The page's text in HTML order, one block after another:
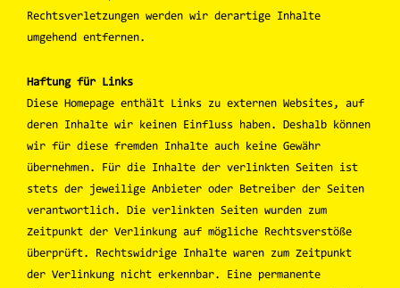
Rechtsverletzungen werden wir derartige Inhalte
umgehend entfernen.
Haftung für Links
Diese Homepage enthält Links zu externen Websites, auf
deren Inhalte wir keinen Einfluss haben. Deshalb können
wir für diese fremden Inhalte auch keine Gewähr
übernehmen. Für die Inhalte der verlinkten Seiten ist
stets der jeweilige Anbieter oder Betreiber der Seiten
verantwortlich. Die verlinkten Seiten wurden zum
Zeitpunkt der Verlinkung auf mögliche Rechtsverstöße
überprüft. Rechtswidrige Inhalte waren zum Zeitpunkt
der Verlinkung nicht erkennbar. Eine permanente